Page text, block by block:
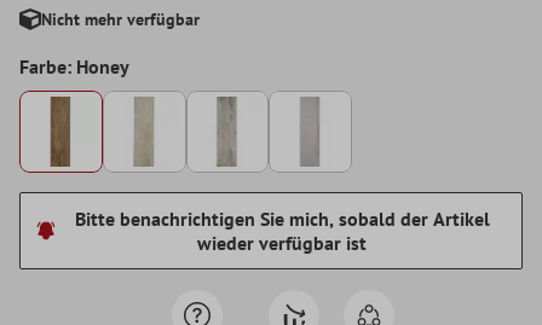
Nicht mehr verfügbar
Farbe: Honey
Bitte benachrichtigen Sie mich, sobald der Artikel
wieder verfügbar ist